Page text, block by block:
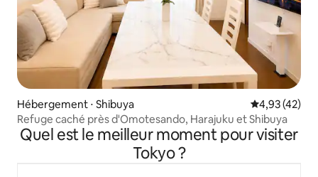
Hébergement ⋅ Shibuya Évaluation
4,93 (42)
Refuge caché près d'Omotesando, Harajuku et Shibuya
Quel est le meilleur moment pour visiter
Tokyo ?